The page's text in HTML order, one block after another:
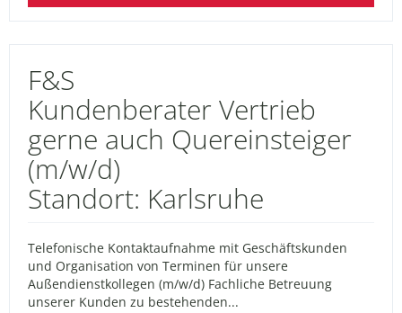
F&S
Kundenberater Vertrieb
gerne auch Quereinsteiger
(m/w/d)
Standort: Karlsruhe
Telefonische Kontaktaufnahme mit Geschäftskunden
und Organisation von Terminen für unsere
Außendienstkollegen (m/w/d) Fachliche Betreuung
unserer Kunden zu bestehenden...